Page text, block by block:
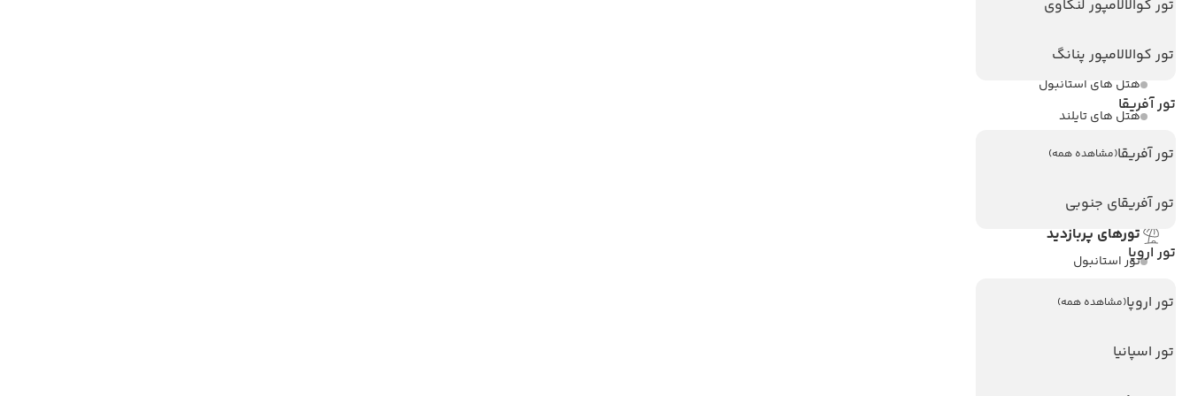
تور کوالالامپور لنکاوی
تور کوالالامپور پنانگ
تور آفریقا
تور آفریقا(مشاهده همه)
تور آفریقای جنوبی
تور اروپا
تور اروپا(مشاهده همه)
تور اسپانیا
هتل های آنتالیا
هتل های استانبول
هتل های تایلند
هتل های اندونزی
تورهای پربازدید
تور استانبول
تور آنتالیا
تور بالی